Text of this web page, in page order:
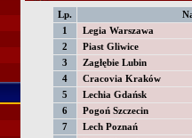
Lp.
1
Legia Warszawa
2
Piast Gliwice
3
Zagłębie Lubin
4
Cracovia Kraków
5
Lechia Gdańsk
6
Pogoń Szczecin
7
Lech Poznań